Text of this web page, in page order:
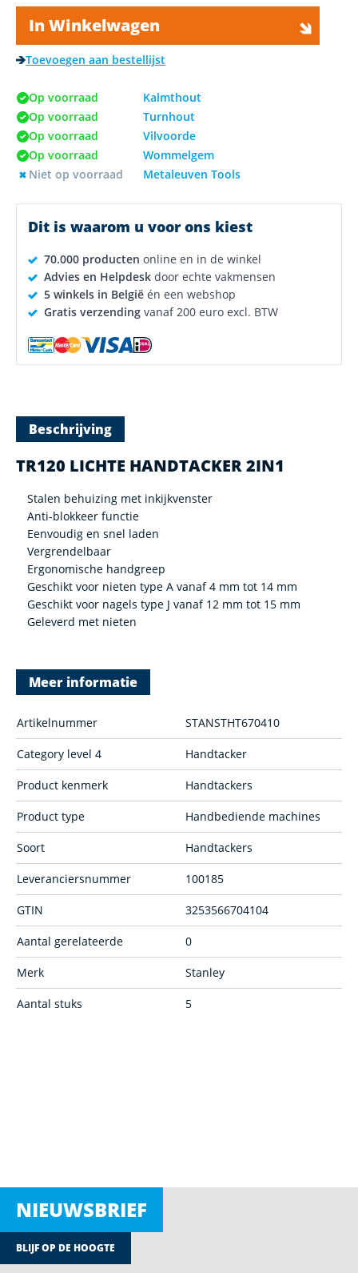
In Winkelwagen
Toevoegen aan bestellijst
Op voorraad
Kalmthout
Op voorraad
Turnhout
Op voorraad
Vilvoorde
Op voorraad
Wommelgem
Niet op voorraad
Metaleuven Tools
Dit is waarom u voor ons kiest
70.000 producten online en in de winkel
Advies en Helpdesk door echte vakmensen
5 winkels in België én een webshop
Gratis verzending vanaf 200 euro excl. BTW
Beschrijving
TR120 LICHTE HANDTACKER 2IN1
Stalen behuizing met inkijkvenster
Anti-blokkeer functie
Eenvoudig en snel laden
Vergrendelbaar
Ergonomische handgreep
Geschikt voor nieten type A vanaf 4 mm tot 14 mm
Geschikt voor nagels type J vanaf 12 mm tot 15 mm
Geleverd met nieten
Meer informatie
Artikelnummer STANSTHT670410
Category level 4 Handtacker
Product kenmerk Handtackers
Product type Handbediende machines
Soort Handtackers
Leveranciersnummer 100185
GTIN 3253566704104
Aantal gerelateerde 0
Merk Stanley
Aantal stuks 5
NIEUWSBRIEF
BLIJF OP DE HOOGTE